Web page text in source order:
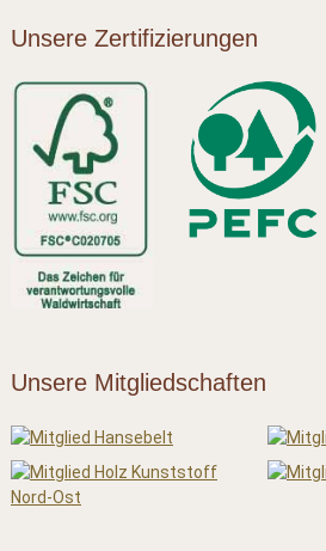
Unsere Zertifizierungen
Unsere Mitgliedschaften